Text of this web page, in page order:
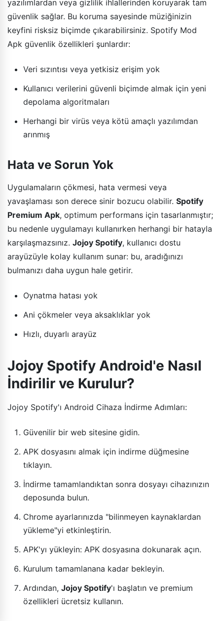
yazılımlardan veya gizlilik ihlallerinden koruyarak tam
güvenlik sağlar. Bu koruma sayesinde müziğinizin
keyfini risksiz biçimde çıkarabilirsiniz. Spotify Mod
Apk güvenlik özellikleri şunlardır:
Veri sızıntısı veya yetkisiz erişim yok
Kullanıcı verilerini güvenli biçimde almak için yeni
depolama algoritmaları
Herhangi bir virüs veya kötü amaçlı yazılımdan
arınmış
Hata ve Sorun Yok
Uygulamaların çökmesi, hata vermesi veya
yavaşlaması son derece sinir bozucu olabilir. Spotify
Premium Apk, optimum performans için tasarlanmıştır;
bu nedenle uygulamayı kullanırken herhangi bir hatayla
karşılaşmazsınız. Jojoy Spotify, kullanıcı dostu
arayüzüyle kolay kullanım sunar: bu, aradığınızı
bulmanızı daha uygun hale getirir.
Oynatma hatası yok
Ani çökmeler veya aksaklıklar yok
Hızlı, duyarlı arayüz
Jojoy Spotify Android'e Nasıl
İndirilir ve Kurulur?
Jojoy Spotify'ı Android Cihaza İndirme Adımları:
Güvenilir bir web sitesine gidin.
APK dosyasını almak için indirme düğmesine
tıklayın.
İndirme tamamlandıktan sonra dosyayı cihazınızın
deposunda bulun.
Chrome ayarlarınızda "bilinmeyen kaynaklardan
yükleme"yi etkinleştirin.
APK'yı yükleyin: APK dosyasına dokunarak açın.
Kurulum tamamlanana kadar bekleyin.
Ardından, Jojoy Spotify'ı başlatın ve premium
özellikleri ücretsiz kullanın.